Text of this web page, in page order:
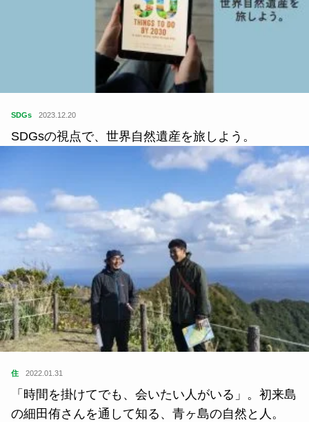
SDGs 2023.12.20
SDGsの視点で、世界自然遺産を旅しよう。
住 2022.01.31
「時間を掛けてでも、会いたい人がいる」。初来島
の細田侑さんを通して知る、青ヶ島の自然と人。